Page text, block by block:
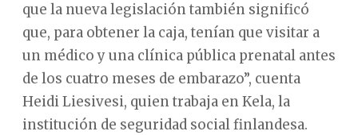
que la nueva legislación también significó
que, para obtener la caja, tenían que visitar a
un médico y una clínica pública prenatal antes
de los cuatro meses de embarazo”, cuenta
Heidi Liesivesi, quien trabaja en Kela, la
institución de seguridad social finlandesa.